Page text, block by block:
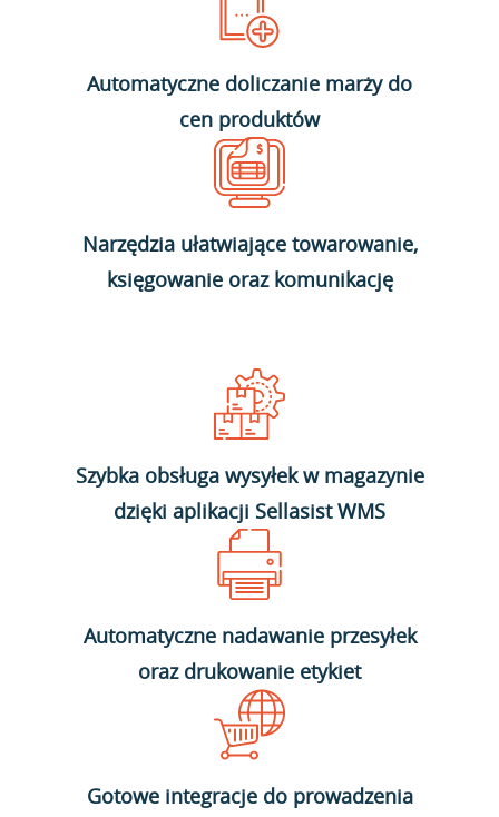
Automatyczne doliczanie marży do
cen produktów
Narzędzia ułatwiające towarowanie,
księgowanie oraz komunikację
Szybka obsługa wysyłek w magazynie
dzięki aplikacji Sellasist WMS
Automatyczne nadawanie przesyłek
oraz drukowanie etykiet
Gotowe integracje do prowadzenia